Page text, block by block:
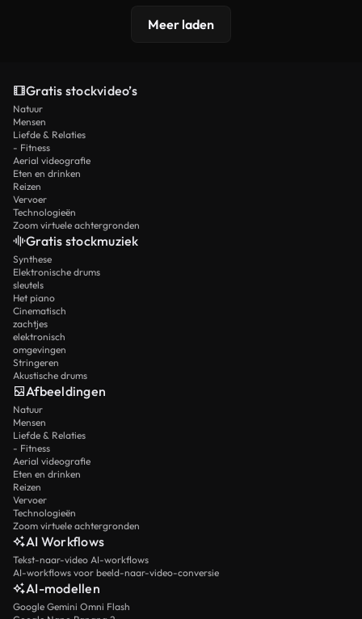
Meer laden
Gratis stockvideo’s
Natuur
Mensen
Liefde & Relaties
- Fitness
Aerial videografie
Eten en drinken
Reizen
Vervoer
Technologieën
Zoom virtuele achtergronden
Gratis stockmuziek
Synthese
Elektronische drums
sleutels
Het piano
Cinematisch
zachtjes
elektronisch
omgevingen
Stringeren
Akustische drums
Afbeeldingen
Natuur
Mensen
Liefde & Relaties
- Fitness
Aerial videografie
Eten en drinken
Reizen
Vervoer
Technologieën
Zoom virtuele achtergronden
AI Workflows
Tekst-naar-video AI-workflows
AI-workflows voor beeld-naar-video-conversie
AI-modellen
Google Gemini Omni Flash